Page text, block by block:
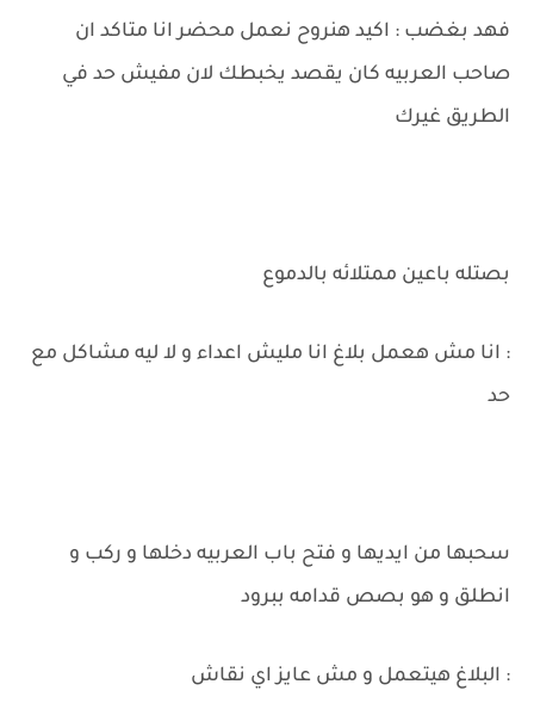
فهد بغضب : اكيد هنروح نعمل محضر انا متاكد ان
صاحب العربيه كان يقصد يخبطك لان مفيش حد في
الطريق غيرك
بصتله باعين ممتلائه بالدموع
: انا مش هعمل بلاغ انا مليش اعداء و لا ليه مشاكل مع
حد
سحبها من ايديها و فتح باب العربيه دخلها و ركب و
انطلق و هو بصص قدامه ببرود
: البلاغ هيتعمل و مش عايز اي نقاش